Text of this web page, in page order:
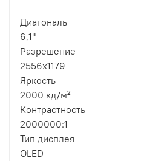
Диагональ
6,1"
Разрешение
2556x1179
Яркость
2000 кд/м²
Контрастность
2000000:1
Тип дисплея
OLED